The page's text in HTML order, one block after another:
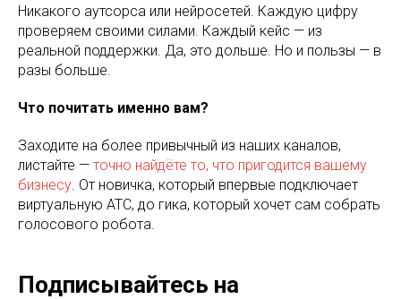
Никакого аутсорса или нейросетей. Каждую цифру
проверяем своими силами. Каждый кейс — из
реальной поддержки. Да, это дольше. Но и пользы — в
разы больше.
Что почитать именно вам?
Заходите на более привычный из наших каналов,
листайте — точно найдёте то, что пригодится вашему
бизнесу . От новичка, который впервые подключает
виртуальную АТС, до гика, который хочет сам собрать
голосового робота.
Подписывайтесь на